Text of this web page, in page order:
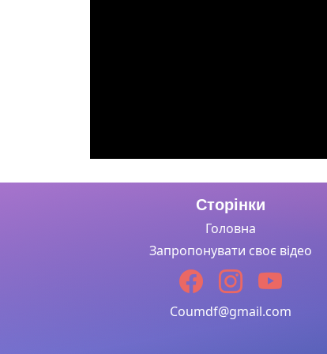
Сторінки
Головна
Запропонувати своє відео
Coumdf@gmail.com